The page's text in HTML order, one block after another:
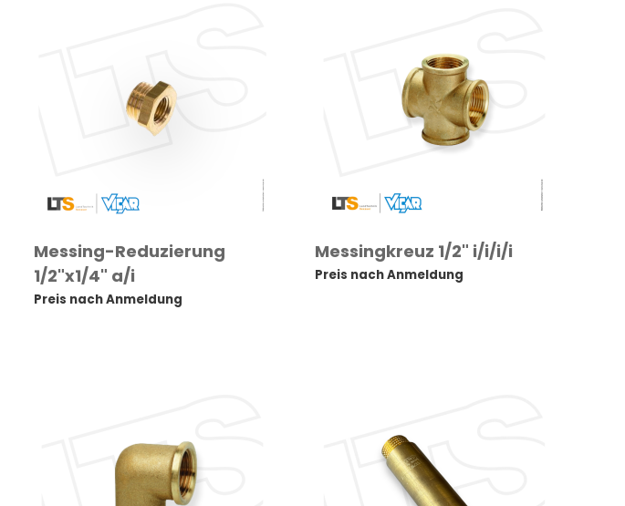
Messing-Reduzierung
1/2"x1/4" a/i
Preis nach Anmeldung
Messingkreuz 1/2" i/i/i/i
Preis nach Anmeldung